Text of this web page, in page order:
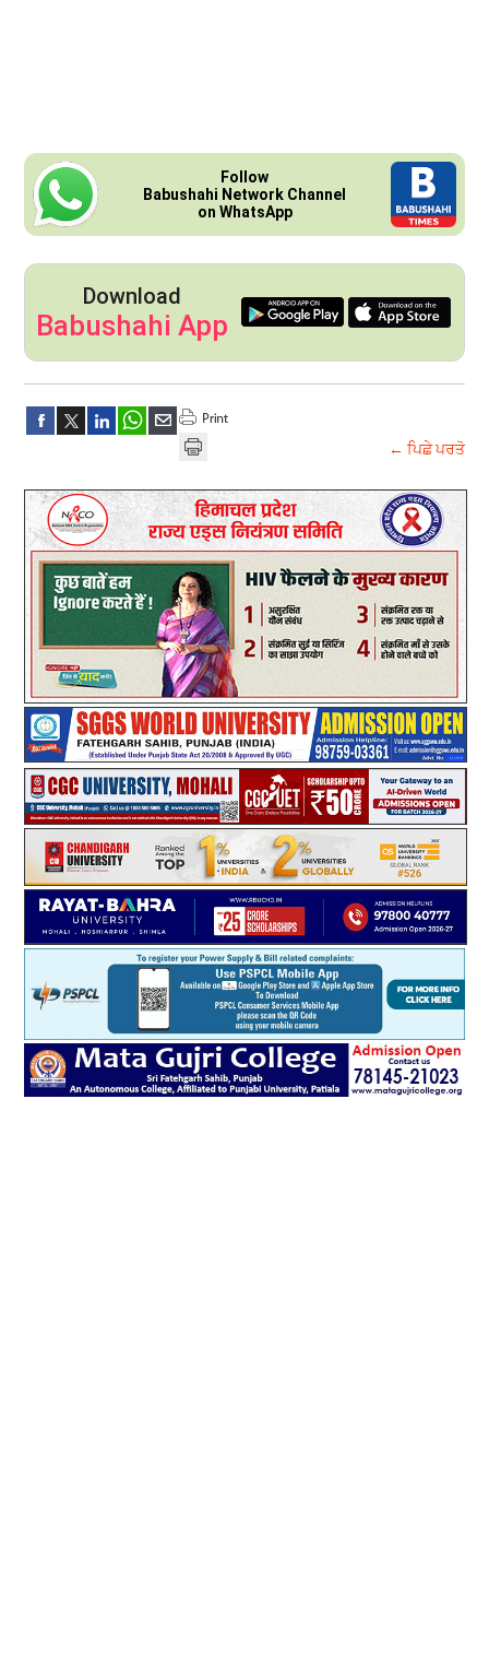
Follow
Babushahi Network Channel
on WhatsApp
Download
Babushahi App
← ਪਿਛੇ ਪਰਤੋ